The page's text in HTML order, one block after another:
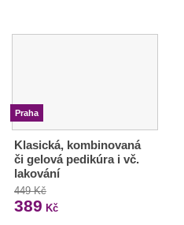
Praha
Klasická, kombinovaná
či gelová pedikúra i vč.
lakování
449 Kč
389 Kč